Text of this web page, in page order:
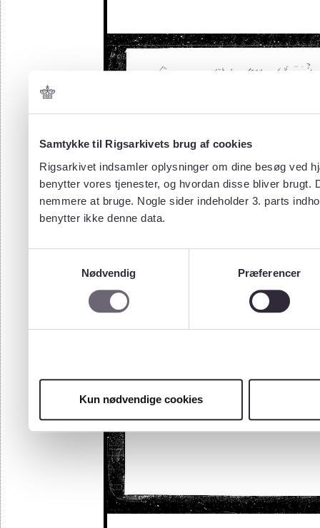
Samtykke til Rigsarkivets brug af cookies
Rigsarkivet indsamler oplysninger om dine besøg ved
benytter vores tjenester, og hvordan disse bliver
nemmere at bruge. Nogle sider indeholder 3. parts
benytter ikke denne data.
Nødvendig
Præferencer
Kun nødvendige cookies